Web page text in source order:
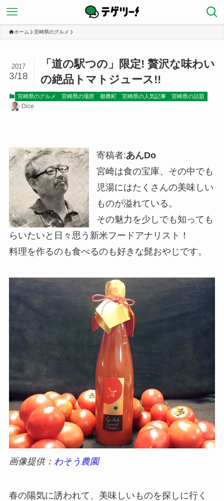
ホーム 宮崎県のグルメ
「道の駅つの」限定! 贅沢な味わい
の絶品トマトジュース!!
2017
3/18
宮崎県のグルメ 宮崎県の場所 都農町 宮崎県の人気記事 宮崎県の話題
Dice
寄稿者:あんDo
宮崎は食の宝庫、その中でも
児湯にはたくさんの美味しい
ものが溢れている。
その魅力を少しでも知っても
らいたいと日々思う新米フードアナリスト！
料理を作るのも食べるのも好きな髭おやじです。
画像提供： わそう農園
春の陽気に誘われて、美味しいものを探しに行く